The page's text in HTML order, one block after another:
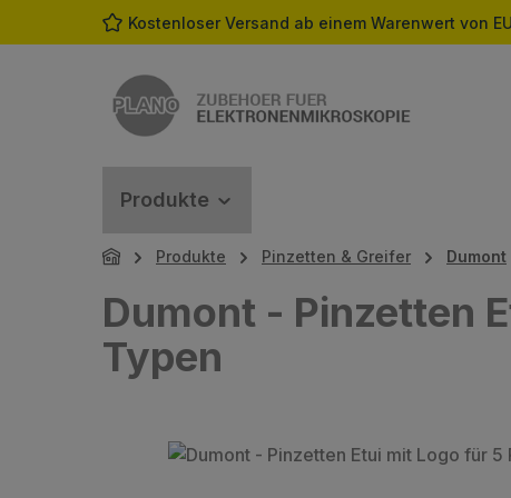
Hauptinhalt springen
Zur Suche springen
Zur Hauptnavigation springen
Kostenloser Versand ab einem Warenwert von
Produkte
Produkte Pinzetten & Greifer Dumont
Dumont - Pinzetten
Typen
Bildergalerie überspringen